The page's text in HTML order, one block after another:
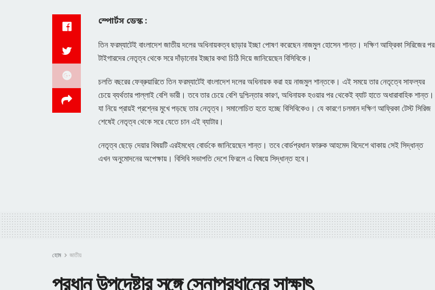
স্পোর্টস ডেস্ক :
তিন ফরম্যাটেই বাংলাদেশ জাতীয় দলের অধিনায়কত্ব ছাড়ার ইচ্ছা পোষণ করেছেন নাজমুল হোসেন শান্ত। দক্ষিণ আফ্রিকা সিরিজের পর
টাইগারদের নেতৃত্ব থেকে সরে দাঁড়ানোর ইচ্ছার কথা চিঠি দিয়ে জানিয়েছেন বিসিবিকে।
চলতি বছরের ফেব্রুয়ারিতে তিন ফরম্যাটেই বাংলাদেশ দলের অধিনায়ক করা হয় নাজমুল শান্তকে। এই সময়ে তার নেতৃত্বে সাফল্যর
চেয়ে ব্যর্থতার পাল্লাই বেশি ভারী। তবে তার চেয়ে বেশি দুশ্চিন্তার কারণ, অধিনায়ক হওয়ার পর থেকেই ব্যাট হাতে অধারাবাহিক শান্ত।
যা নিয়ে প্রায়ই প্রশ্নের মুখে পড়ছে তার নেতৃত্ব। সমালোচিত হতে হচ্ছে বিসিবিকেও। যে কারণে চলমান দক্ষিণ আফ্রিকা টেস্ট সিরিজ
শেষেই নেতৃত্ব থেকে সরে যেতে চান এই ব্যাটার।
নেতৃত্ব ছেড়ে দেয়ার বিষয়টি এরইমধ্যে বোর্ডকে জানিয়েছেন শান্ত। তবে বোর্ডপ্রধান ফারুক আহমেদ বিদেশে থাকায় সেই সিদ্ধান্ত
এখন অনুমোদনের অপেক্ষায়। বিসিবি সভাপতি দেশে ফিরলে এ বিষয়ে সিদ্ধান্ত হবে।
হোম জাতীয়
প্রধান উপদেষ্টার সঙ্গে সেনাপ্রধানের সাক্ষাৎ